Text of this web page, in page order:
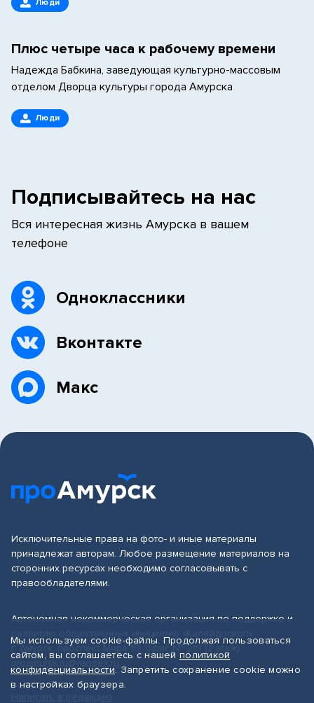
Люди
Плюс четыре часа к рабочему времени
Надежда Бабкина, заведующая культурно-массовым
отделом Дворца культуры города Амурска
Люди
Подписывайтесь на нас
Вся интересная жизнь Амурска в вашем
телефоне
Одноклассники
Вконтакте
Макс
Исключительные права на фото- и иные материалы
принадлежат авторам. Любое размещение материалов на
сторонних ресурсах необходимо согласовывать с
правообладателями.
Автономная некоммерческая организация по поддержке и
г. Амурск, проспект Мира 19, офис № 219 (2 этаж)
proamursk.ru@yandex.ru
Мы используем cookie-файлы. Продолжая пользоваться
сайтом, вы соглашаетесь с нашей политикой
конфиденциальности. Запретить сохранение cookie можно
в настройках браузера.